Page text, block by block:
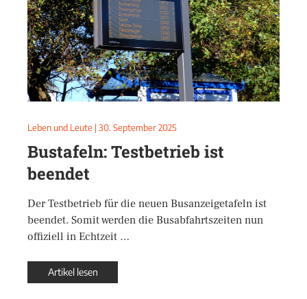
Leben und Leute | 30. September 2025
Bustafeln: Testbetrieb ist
beendet
Der Testbetrieb für die neuen Busanzeigetafeln ist
beendet. Somit werden die Busabfahrtszeiten nun
offiziell in Echtzeit …
Artikel lesen